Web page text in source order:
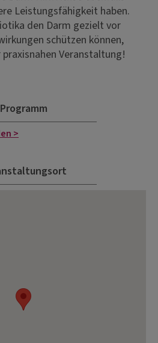
Leistungsfähigkeit haben.
den Darm gezielt vor
schützen können,
Veranstaltung!
Programm
>